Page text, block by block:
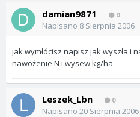
damian9871 0
Napisano 8 Sierpnia 2006
jak wymłócisz napisz jak wyszła i
nawożenie N i wysew kg/ha
Leszek_Lbn 0
Napisano 20 Sierpnia 2006